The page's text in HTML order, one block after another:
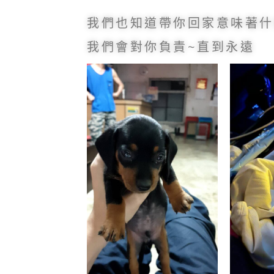
我們也知道帶你回家意味著
我們會對你負責~直到永遠